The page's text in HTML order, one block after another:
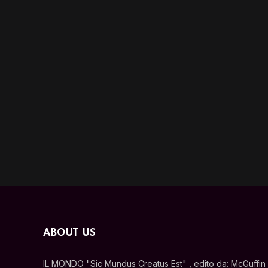
ABOUT US
IL MONDO "Sic Mundus Creatus Est" , edito da: McGuffin